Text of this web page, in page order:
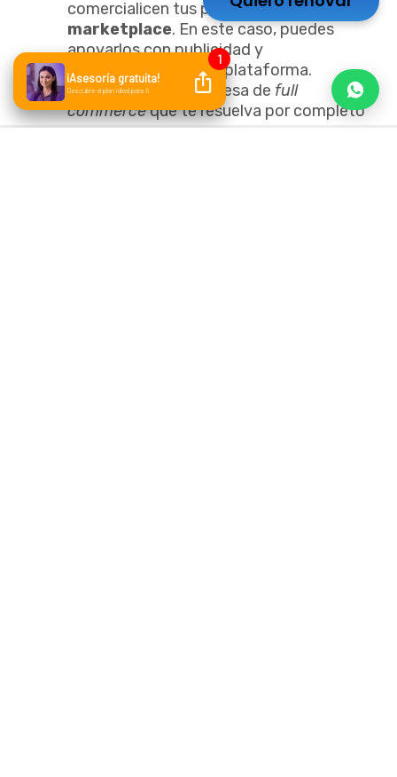
comercialicen tus productos en un
marketplace. En este caso, puedes
apoyarlos con publicidad y
negociaciones con la plataforma.
Contratar a una empresa de full
commerceque te resuelva por completo
la operación online.